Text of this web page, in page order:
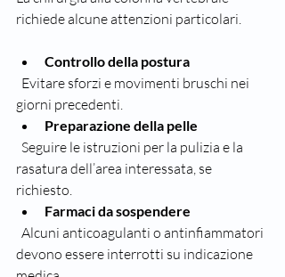
richiede alcune attenzioni particolari.
Controllo della postura
giorni precedenti.
Preparazione della pelle
rasatura dell’area interessata, se
richiesto.
Farmaci da sospendere
devono essere interrotti su indicazione